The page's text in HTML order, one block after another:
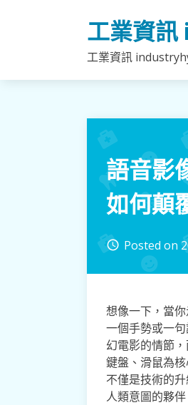
工業資
工業資訊
語音影
如何顛
access_time Posted on
想像一下，當
一個手勢或一
幻電影的情節
鍵盤、滑鼠為
不僅是技術的
人類意圖的夥伴